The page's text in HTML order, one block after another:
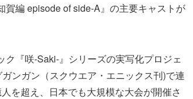
賀編 episode of side-A』の主要キャストが
ク『咲-Saki-』シリーズの実写化プロジェ
ンガン（スクウエア・エニックス刊)で連
を超え、日本でも大規模な大会が開催さ